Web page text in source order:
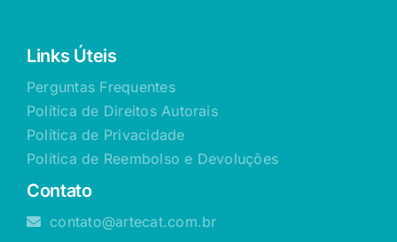
Links Úteis
Perguntas Frequentes
Política de Direitos Autorais
Política de Privacidade
Política de Reembolso e Devoluções
Contato
contato@artecat.com.br